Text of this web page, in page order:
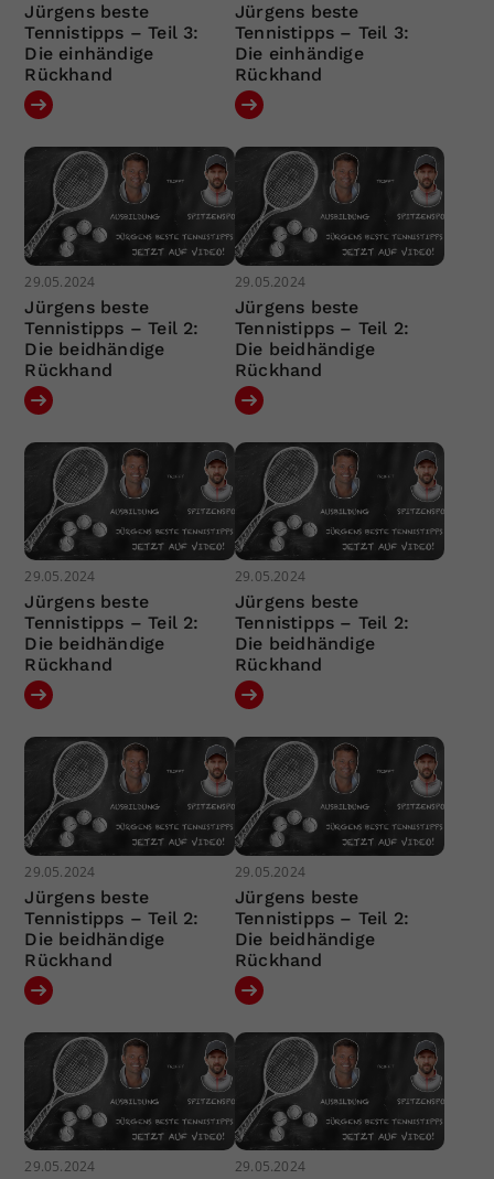
Jürgens beste
Tennistipps – Teil 3:
Die einhändige
Rückhand
Jürgens beste
Tennistipps – Teil 3:
Die einhändige
Rückhand
29.05.2024
Jürgens beste
Tennistipps – Teil 2:
Die beidhändige
Rückhand
29.05.2024
Jürgens beste
Tennistipps – Teil 2:
Die beidhändige
Rückhand
29.05.2024
Jürgens beste
Tennistipps – Teil 2:
Die beidhändige
Rückhand
29.05.2024
Jürgens beste
Tennistipps – Teil 2:
Die beidhändige
Rückhand
29.05.2024
Jürgens beste
Tennistipps – Teil 2:
Die beidhändige
Rückhand
29.05.2024
Jürgens beste
Tennistipps – Teil 2:
Die beidhändige
Rückhand
29.05.2024 29.05.2024